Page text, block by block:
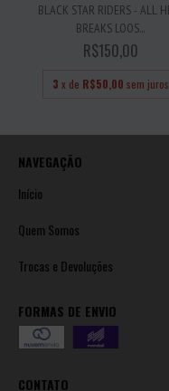
BLACK STAR RIDERS - ALL
BREAKS LOOS...
R$150,00
3 x de R$50,00 sem juros
NAVEGAÇÃO
Início
Quem Somos
Trocas e Devoluções
FORMAS DE ENVIO
CONTATO